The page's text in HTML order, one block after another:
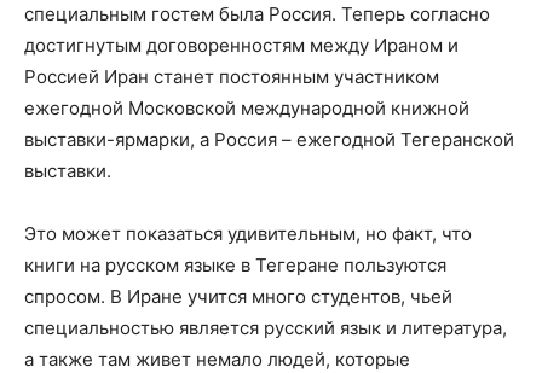
специальным гостем была Россия. Теперь согласно
достигнутым договоренностям между Ираном и
Россией Иран станет постоянным участником
ежегодной Московской международной книжной
выставки-ярмарки, а Россия – ежегодной Тегеранской
выставки.
Это может показаться удивительным, но факт, что
книги на русском языке в Тегеране пользуются
спросом. В Иране учится много студентов, чьей
специальностью является русский язык и литература,
а также там живет немало людей, которые